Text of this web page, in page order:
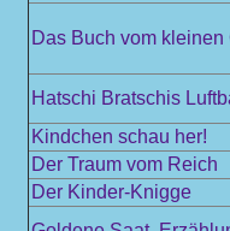
Das Buch vom
Hatschi Bratschis
Kindchen schau her!
Der Traum vom Reich
Der Kinder-Knigge